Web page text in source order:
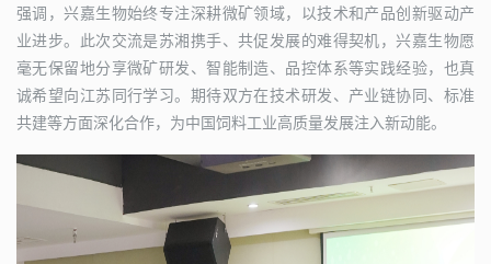
强调，兴嘉生物始终专注深耕微矿领域，以技术和产品创新驱动产
业进步。此次交流是苏湘携手、共促发展的难得契机，兴嘉生物愿
毫无保留地分享微矿研发、智能制造、品控体系等实践经验，也真
诚希望向江苏同行学习。期待双方在技术研发、产业链协同、标准
共建等方面深化合作，为中国饲料工业高质量发展注入新动能。